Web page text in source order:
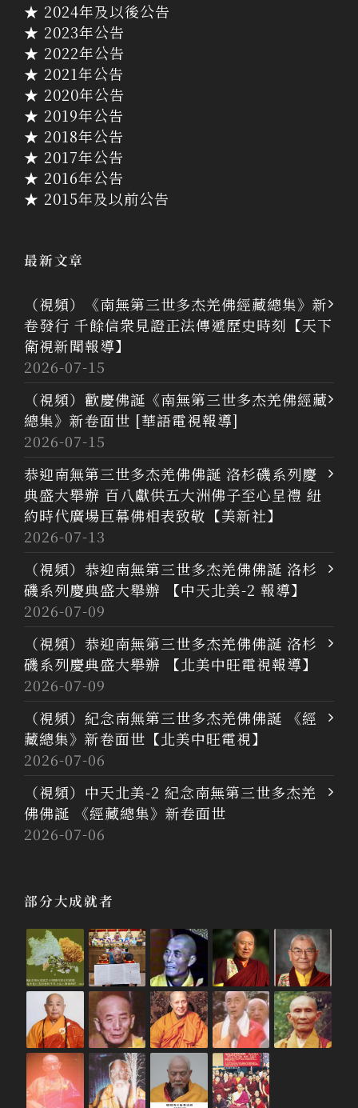
★ 2024年及以後公告
★ 2023年公告
★ 2022年公告
★ 2021年公告
★ 2020年公告
★ 2019年公告
★ 2018年公告
★ 2017年公告
★ 2016年公告
★ 2015年及以前公告
最新文章
（視頻）《南無第三世多杰羌佛經藏總集》新
卷發行 千餘信衆見證正法傳遞歷史時刻【天下
衛視新聞報導】
2026-07-15
（視頻）歡慶佛誕《南無第三世多杰羌佛經藏
總集》新卷面世 [華語電視報導]
2026-07-15
恭迎南無第三世多杰羌佛佛誕 洛杉磯系列慶
典盛大舉辦 百八獻供五大洲佛子至心呈禮 紐
約時代廣場巨幕佛相表致敬【美新社】
2026-07-13
（視頻）恭迎南無第三世多杰羌佛佛誕 洛杉
磯系列慶典盛大舉辦 【中天北美-2 報導】
2026-07-09
（視頻）恭迎南無第三世多杰羌佛佛誕 洛杉
磯系列慶典盛大舉辦 【北美中旺電視報導】
2026-07-09
（視頻）紀念南無第三世多杰羌佛佛誕 《經
藏總集》新卷面世【北美中旺電視】
2026-07-06
（視頻）中天北美-2 紀念南無第三世多杰羌
佛佛誕 《經藏總集》新卷面世
2026-07-06
部分大成就者